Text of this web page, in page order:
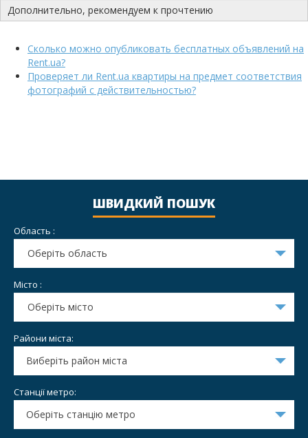
Дополнительно, рекомендуем к прочтению
Сколько можно опубликовать бесплатных объявлений на
Rent.ua?
Проверяет ли Rent.ua квартиры на предмет соответствия
фотографий с действительностью?
ШВИДКИЙ ПОШУК
Область :
Оберіть область
Місто :
Оберіть місто
Райони міста:
Виберіть район міста
Станції метро:
Оберіть станцію метро